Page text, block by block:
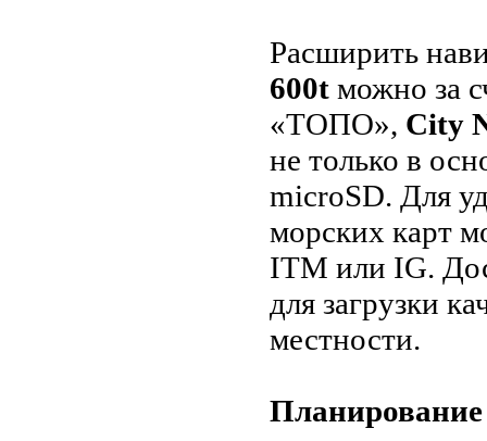
Расширить
600t можно за
«ТОПО», City
не только в
microSD. Для
морских карт
ITM или IG.
для загрузки
местности.
Планирование